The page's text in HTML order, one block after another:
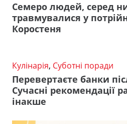
Семеро людей, серед
травмувалися у
Коростеня
Кулінарія, Суботні поради
Перевертаєте банки
Сучасні рекомендації
інакше